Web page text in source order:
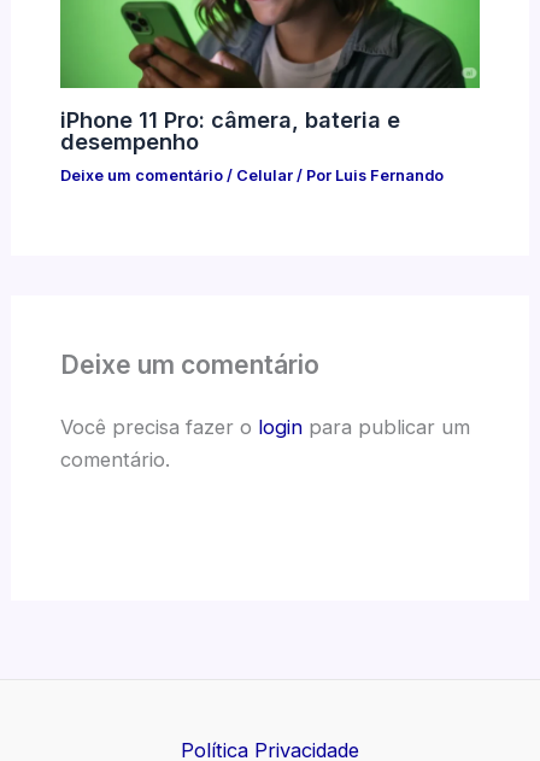
iPhone 11 Pro: câmera, bateria e
desempenho
Deixe um comentário / Celular/ Por Luis Fernando
Deixe um comentário
Você precisa fazer o loginpara publicar um
comentário.
Política Privacidade